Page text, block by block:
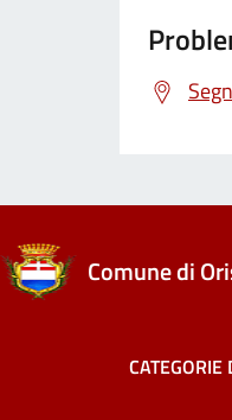
Comune di
CATEGORIE